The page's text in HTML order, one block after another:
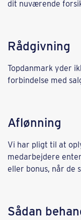
dit nuværende
Rådgivning
Topdanmark yder
forbindelse med
Aflønning
Vi har pligt til at
medarbejdere
eller bonus, når de
Sådan